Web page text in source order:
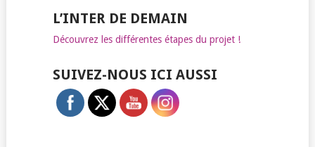
L’INTER DE DEMAIN
Découvrez les différentes étapes du projet !
SUIVEZ-NOUS ICI AUSSI